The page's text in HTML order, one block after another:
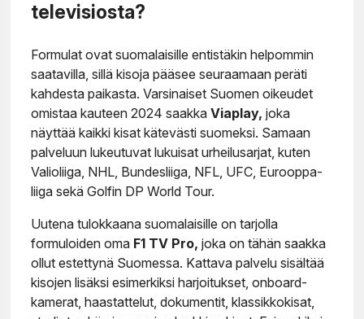
televisiosta?
Formulat ovat suomalaisille entistäkin helpommin
saatavilla, sillä kisoja pääsee seuraamaan peräti
kahdesta paikasta. Varsinaiset Suomen oikeudet
omistaa kauteen 2024 saakkaViaplay,joka
näyttää kaikki kisat kätevästi suomeksi. Samaan
palveluun lukeutuvat lukuisat urheilusarjat, kuten
Valioliiga, NHL, Bundesliiga, NFL, UFC, Eurooppa-
liiga sekä Golfin DP World Tour.
Uutena tulokkaana suomalaisille on tarjolla
formuloiden oma F1 TV Pro,joka on tähän saakka
ollut estettynä Suomessa. Kattava palvelu sisältää
kisojen lisäksi esimerkiksi harjoitukset, onboard-
kamerat, haastattelut, dokumentit, klassikkokisat,